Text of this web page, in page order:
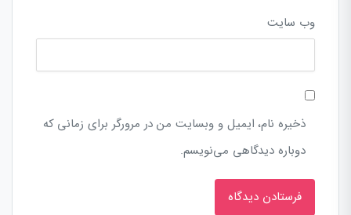
وب‌ سایت
ذخیره نام، ایمیل و وبسایت من در مرورگر برای زمانی که
دوباره دیدگاهی می‌نویسم.